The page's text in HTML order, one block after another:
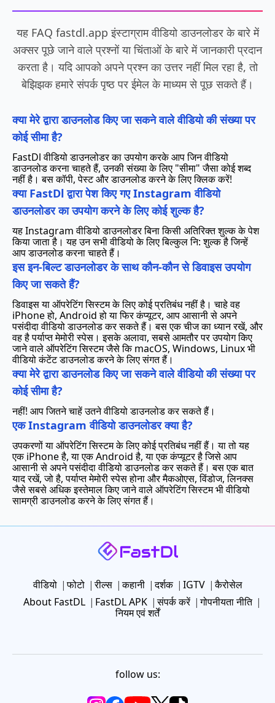
यह FAQ fastdl.app इंस्टाग्राम वीडियो डाउनलोडर के बारे में
अक्सर पूछे जाने वाले प्रश्नों या चिंताओं के बारे में जानकारी प्रदान
करता है। यदि आपको अपने प्रश्न का उत्तर नहीं मिल रहा है, तो
बेझिझक हमारे संपर्क पृष्ठ पर ईमेल के माध्यम से पूछ सकते हैं।
क्या मेरे द्वारा डाउनलोड किए जा सकने वाले वीडियो की संख्या पर
कोई सीमा है?
FastDl वीडियो डाउनलोडर का उपयोग करके आप जिन वीडियो
डाउनलोड करना चाहते हैं, उनकी संख्या के लिए "सीमा" जैसा कोई शब्द
नहीं है। बस कॉपी, पेस्ट और डाउनलोड करने के लिए क्लिक करें!
क्या FastDl द्वारा पेश किए गए Instagram वीडियो
डाउनलोडर का उपयोग करने के लिए कोई शुल्क है?
यह Instagram वीडियो डाउनलोडर बिना किसी अतिरिक्त शुल्क के पेश
किया जाता है। यह उन सभी वीडियो के लिए बिल्कुल नि: शुल्क है जिन्हें
आप डाउनलोड करना चाहते हैं।
इस इन-बिल्ट डाउनलोडर के साथ कौन-कौन से डिवाइस उपयोग
किए जा सकते हैं?
डिवाइस या ऑपरेटिंग सिस्टम के लिए कोई प्रतिबंध नहीं है। चाहे वह
iPhone हो, Android हो या फिर कंप्यूटर, आप आसानी से अपने
पसंदीदा वीडियो डाउनलोड कर सकते हैं। बस एक चीज का ध्यान रखें, और
वह है पर्याप्त मेमोरी स्पेस। इसके अलावा, सबसे आमतौर पर उपयोग किए
जाने वाले ऑपरेटिंग सिस्टम जैसे कि macOS, Windows, Linux भी
वीडियो कंटेंट डाउनलोड करने के लिए संगत हैं।
क्या मेरे द्वारा डाउनलोड किए जा सकने वाले वीडियो की संख्या पर
कोई सीमा है?
नहीं! आप जितने चाहें उतने वीडियो डाउनलोड कर सकते हैं।
एक Instagram वीडियो डाउनलोडर क्या है?
उपकरणों या ऑपरेटिंग सिस्टम के लिए कोई प्रतिबंध नहीं हैं। या तो यह
एक iPhone है, या एक Android है, या एक कंप्यूटर है जिसे आप
आसानी से अपने पसंदीदा वीडियो डाउनलोड कर सकते हैं। बस एक बात
याद रखें, जो है, पर्याप्त मेमोरी स्पेस होना और मैकओएस, विंडोज, लिनक्स
जैसे सबसे अधिक इस्तेमाल किए जाने वाले ऑपरेटिंग सिस्टम भी वीडियो
सामग्री डाउनलोड करने के लिए संगत हैं।
वीडियो फोटो रील्स कहानी दर्शक IGTV
कैरोसेल
About FastDL
FastDL APK संपर्क करें
गोपनीयता नीति
नियम एवं शर्तें
follow us: